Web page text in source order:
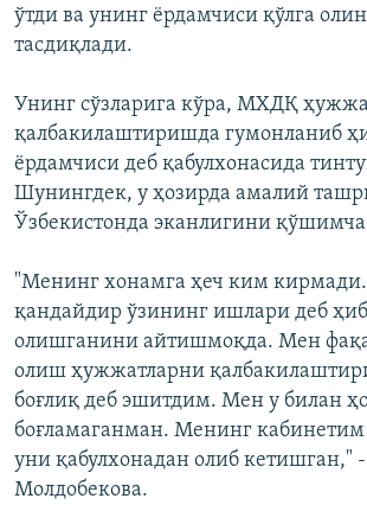
ўтди ва унинг ёрдамчиси қўлга
тасдиқлади.
Унинг сўзларига кўра, МХДҚ
қалбакилаштиришда гумонланиб
ёрдамчиси деб қабулхонасида
Шунингдек, у ҳозирда амалий
Ўзбекистонда эканлигини
"Менинг хонамга ҳеч ким
қандайдир ўзининг ишлари деб
олишганини айтишмоқда. Мен
олиш ҳужжатларни
боғлиқ деб эшитдим. Мен у билан
боғламаганман. Менинг
уни қабулхонадан олиб кетишган,"
Молдобекова.